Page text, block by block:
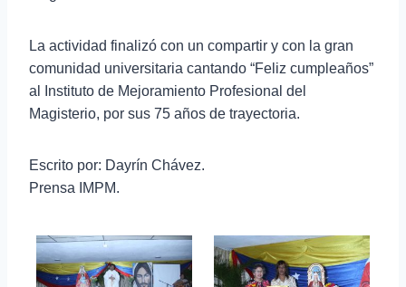
La actividad finalizó con un compartir y con la gran
comunidad universitaria cantando “Feliz cumpleaños”
al Instituto de Mejoramiento Profesional del
Magisterio, por sus 75 años de trayectoria.
Escrito por: Dayrín Chávez.
Prensa IMPM.